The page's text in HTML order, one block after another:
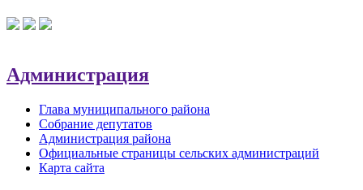
Администрация
Глава муниципального района
Собрание депутатов
Администрация района
Официальные страницы сельских администраций
Карта сайта